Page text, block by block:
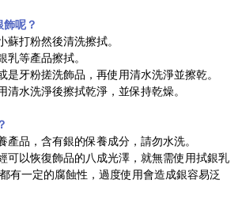
呢？
打粉然後清洗擦拭。
等產品擦拭。
牙粉搓洗飾品，再使用清水洗淨並擦乾。
水洗淨後擦拭乾淨，並保持乾燥。
品，含有銀的保養成分，請勿水洗。
以恢復飾品的八成光澤，就無需使用拭銀乳
有一定的腐蝕性，過度使用會造成銀容易泛